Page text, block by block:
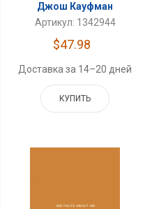
Джош Кауфман
Артикул: 1342944
$47.98
Доставка за 14–20 дней
КУПИТЬ